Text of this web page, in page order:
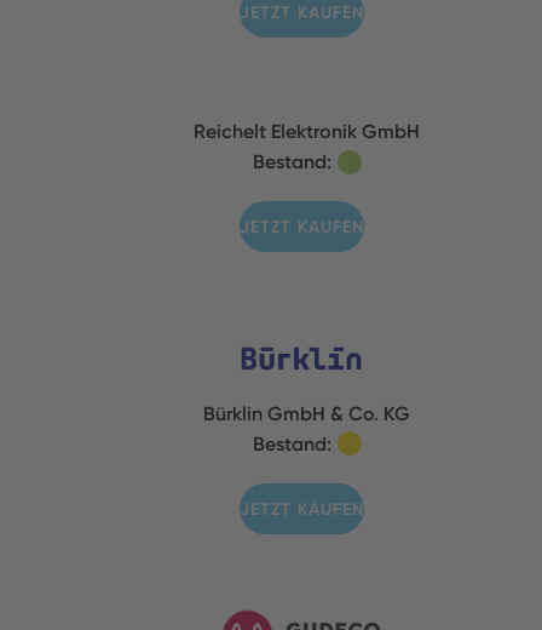
JETZT KAUFEN
Reichelt Elektronik GmbH
Bestand:
JETZT KAUFEN
Bürklin GmbH & Co. KG
Bestand:
JETZT KAUFEN